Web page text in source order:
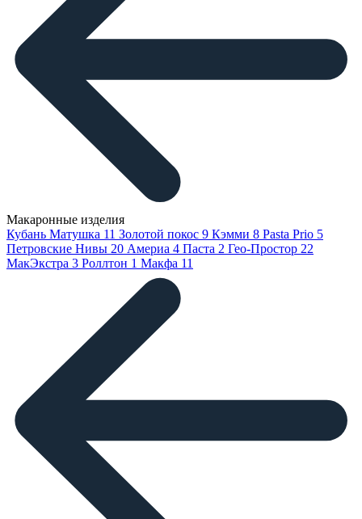
Макаронные изделия
Кубань Матушка 11 Золотой покос 9 Кэмми 8 Pasta Prio 5
Петровские Нивы 20 Америа 4 Паста 2 Гео-Простор 22
МакЭкстра 3 Роллтон 1 Макфа 11